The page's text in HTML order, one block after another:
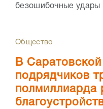
безошибочные удары
Общество
В
подрядчиков
полмиллиарда